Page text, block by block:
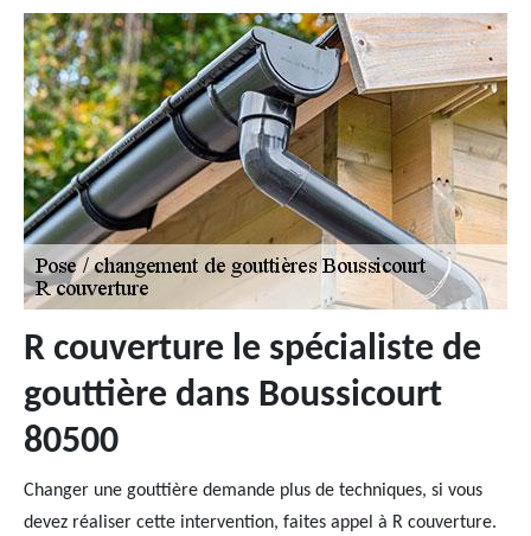
R couverture le spécialiste de
gouttière dans Boussicourt
80500
Changer une gouttière demande plus de techniques, si vous
devez réaliser cette intervention, faites appel à R couverture.